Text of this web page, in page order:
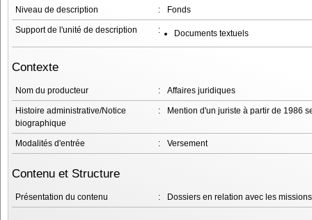
Niveau de description : Fonds
Support de l'unité de description : Documents textuels
Contexte
Nom du producteur : Affaires juridiques
Histoire administrative/Notice
biographique
: Mention d'un juriste à partir de 1986
Modalités d'entrée : Versement
Contenu et Structure
Présentation du contenu : Dossiers en relation avec les